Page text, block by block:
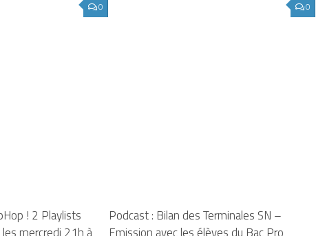
0
! 2 Playlists
0
Podcast : Bilan des Terminales SN –